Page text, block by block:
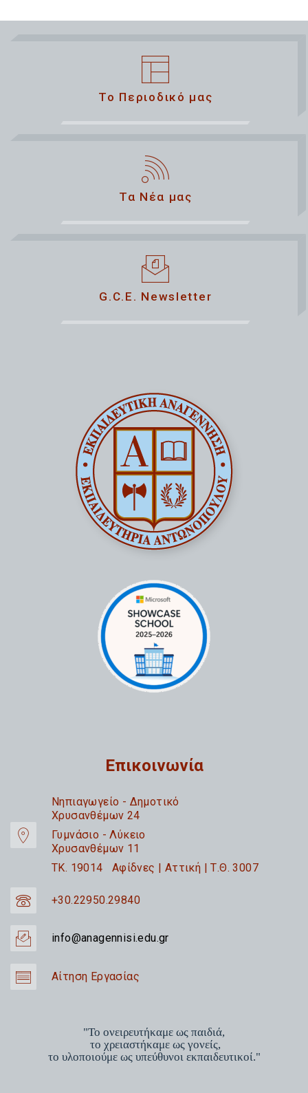
Το Περιοδικό μας
Τα Νέα μας
G.C.E. Newsletter
Επικοινωνία
Nηπιαγωγείο - Δημοτικό
Χρυσανθέμων 24
Γυμνάσιο - Λύκειο
Χρυσανθέμων 11
TK. 19014 Αφίδνες | Αττική | Τ.Θ. 3007
+30.22950.29840
info@anagennisi.edu.gr
Αίτηση Εργασίας
"Το ονειρευτήκαμε ως παιδιά,
το χρειαστήκαμε ως γονείς,
το υλοποιούμε ως υπεύθυνοι εκπαιδευτικοί."